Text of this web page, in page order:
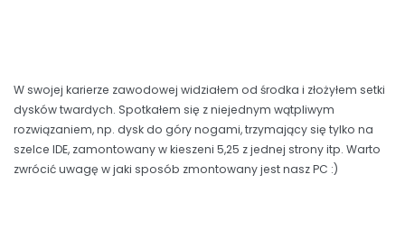
W swojej karierze zawodowej widziałem od środka i złożyłem setki
dysków twardych. Spotkałem się z niejednym wątpliwym
rozwiązaniem, np. dysk do góry nogami, trzymający się tylko na
szelce IDE, zamontowany w kieszeni 5,25 z jednej strony itp. Warto
zwrócić uwagę w jaki sposób zmontowany jest nasz PC :)